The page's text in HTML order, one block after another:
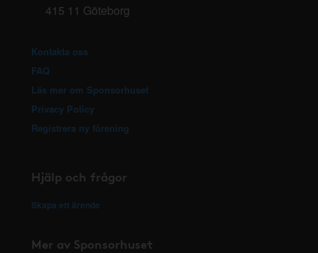
415 11 Göteborg
Kontakta oss
FAQ
Läs mer om Sponsorhuset
Privacy Policy
Registrera ny förening
Hjälp och frågor
Skapa ett ärende
Mer av Sponsorhuset